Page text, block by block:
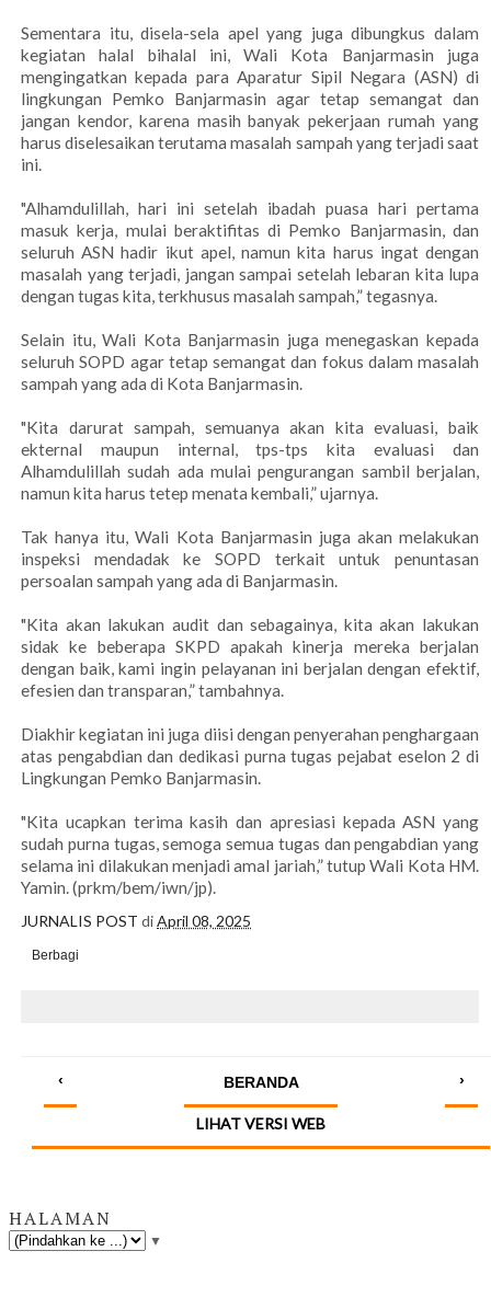
Sementara itu, disela-sela apel yang juga dibungkus dalam
kegiatan halal bihalal ini, Wali Kota Banjarmasin juga
mengingatkan kepada para Aparatur Sipil Negara (ASN) di
lingkungan Pemko Banjarmasin agar tetap semangat dan
jangan kendor, karena masih banyak pekerjaan rumah yang
harus diselesaikan terutama masalah sampah yang terjadi saat
ini.
"Alhamdulillah, hari ini setelah ibadah puasa hari pertama
masuk kerja, mulai beraktifitas di Pemko Banjarmasin, dan
seluruh ASN hadir ikut apel, namun kita harus ingat dengan
masalah yang terjadi, jangan sampai setelah lebaran kita lupa
dengan tugas kita, terkhusus masalah sampah,” tegasnya.
Selain itu, Wali Kota Banjarmasin juga menegaskan kepada
seluruh SOPD agar tetap semangat dan fokus dalam masalah
sampah yang ada di Kota Banjarmasin.
"Kita darurat sampah, semuanya akan kita evaluasi, baik
ekternal maupun internal, tps-tps kita evaluasi dan
Alhamdulillah sudah ada mulai pengurangan sambil berjalan,
namun kita harus tetep menata kembali,” ujarnya.
Tak hanya itu, Wali Kota Banjarmasin juga akan melakukan
inspeksi mendadak ke SOPD terkait untuk penuntasan
persoalan sampah yang ada di Banjarmasin.
"Kita akan lakukan audit dan sebagainya, kita akan lakukan
sidak ke beberapa SKPD apakah kinerja mereka berjalan
dengan baik, kami ingin pelayanan ini berjalan dengan efektif,
efesien dan transparan,” tambahnya.
Diakhir kegiatan ini juga diisi dengan penyerahan penghargaan
atas pengabdian dan dedikasi purna tugas pejabat eselon 2 di
Lingkungan Pemko Banjarmasin.
"Kita ucapkan terima kasih dan apresiasi kepada ASN yang
sudah purna tugas, semoga semua tugas dan pengabdian yang
selama ini dilakukan menjadi amal jariah,” tutup Wali Kota HM.
Yamin. (prkm/bem/iwn/jp).
JURNALIS POST diApril 08, 2025
Berbagi
‹ ›
BERANDA
LIHAT VERSI WEB
HALAMAN
▼